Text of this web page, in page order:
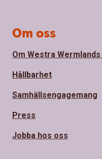
Om oss
Om Westra
Hållbarhet
Samhällsengagemang
Press
Jobba hos oss